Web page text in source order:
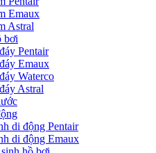
Emaux
Astral
bơi
Pentair
Emaux
Waterco
Astral
di động Pentair
di động Emaux